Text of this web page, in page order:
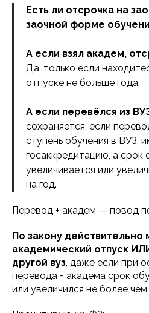
Есть ли отсрочка на
заочной форме
А если взял академ,
Да, только если
отпуске не больше года.
А если перевёлся из
сохраняется, если
ступень обучения в ВУЗ,
госаккредитацию, а срок
увеличивается или
на год.
Перевод + академ — повод
По закону
академический отпуск
другой вуз, даже если при
перевода + академа срок
или увеличился не более чем